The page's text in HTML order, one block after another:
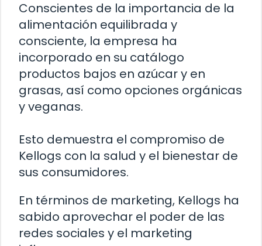
Conscientes de la importancia de la
alimentación equilibrada y
consciente, la empresa ha
incorporado en su catálogo
productos bajos en azúcar y en
grasas, así como opciones orgánicas
y veganas.
Esto demuestra el compromiso de
Kellogs con la salud y el bienestar de
sus consumidores.
En términos de marketing, Kellogs ha
sabido aprovechar el poder de las
redes sociales y el marketing